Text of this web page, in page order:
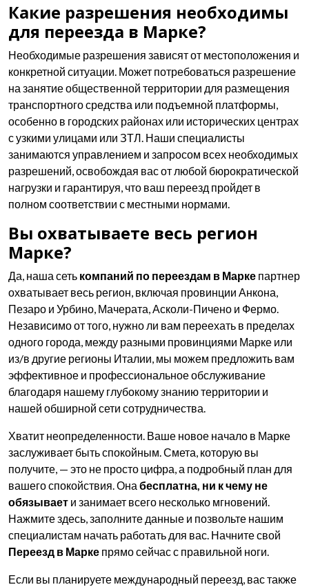
Какие разрешения необходимы
для переезда в Марке?
Необходимые разрешения зависят от местоположения и
конкретной ситуации. Может потребоваться разрешение
на занятие общественной территории для размещения
транспортного средства или подъемной платформы,
особенно в городских районах или исторических центрах
с узкими улицами или ЗТЛ. Наши специалисты
занимаются управлением и запросом всех необходимых
разрешений, освобождая вас от любой бюрократической
нагрузки и гарантируя, что ваш переезд пройдет в
полном соответствии с местными нормами.
Вы охватываете весь регион
Марке?
Да, наша сеть компаний по переездам в Марке партнер
охватывает весь регион, включая провинции Анкона,
Пезаро и Урбино, Мачерата, Асколи-Пичено и Фермо.
Независимо от того, нужно ли вам переехать в пределах
одного города, между разными провинциями Марке или
из/в другие регионы Италии, мы можем предложить вам
эффективное и профессиональное обслуживание
благодаря нашему глубокому знанию территории и
нашей обширной сети сотрудничества.
Хватит неопределенности. Ваше новое начало в Марке
заслуживает быть спокойным. Смета, которую вы
получите, — это не просто цифра, а подробный план для
вашего спокойствия. Она бесплатна, ни к чему не
обязывает и занимает всего несколько мгновений.
Нажмите здесь, заполните данные и позвольте нашим
специалистам начать работать для вас. Начните свой
Переезд в Марке прямо сейчас с правильной ноги.
Если вы планируете международный переезд, вас также